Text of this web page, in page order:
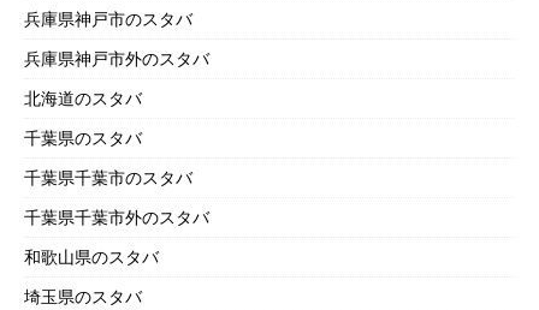
兵庫県神戸市のスタバ
兵庫県神戸市外のスタバ
北海道のスタバ
千葉県のスタバ
千葉県千葉市のスタバ
千葉県千葉市外のスタバ
和歌山県のスタバ
埼玉県のスタバ